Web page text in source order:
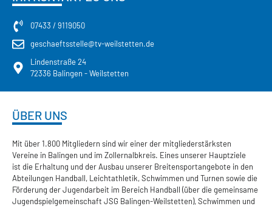
07433 / 9119050
geschaeftsstelle@tv-weilstetten.de
Lindenstraße 24
72336 Balingen - Weilstetten
ÜBER UNS
Mit über 1.800 Mitgliedern sind wir einer der mitgliederstärksten
Vereine in Balingen und im Zollernalbkreis. Eines unserer Hauptziele
ist die Erhaltung und der Ausbau unserer Breitensportangebote in den
Abteilungen Handball, Leichtathletik, Schwimmen und Turnen sowie die
Förderung der Jugendarbeit im Bereich Handball (über die gemeinsame
Jugendspielgemeinschaft JSG Balingen-Weilstetten), Schwimmen und